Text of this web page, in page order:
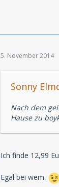
5. November 2014
Sonny
Nach dem
Hause zu
Ich finde 12,99
Egal bei wem.